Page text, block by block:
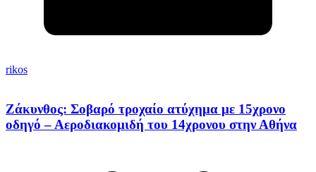
rikos
Ζάκυνθος: Σοβαρό τροχαίο ατύχημα με 15χρονο
οδηγό – Αεροδιακομιδή του 14χρονου στην Αθήνα